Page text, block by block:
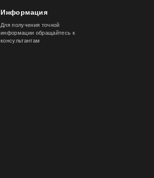
Информация
Для получения точной
информации обращайтесь к
консультантам